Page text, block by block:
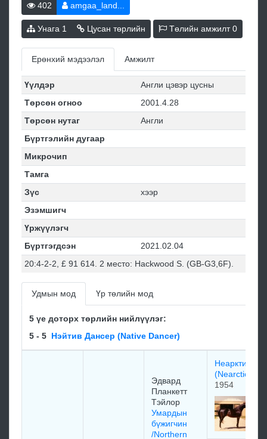
402 amgaa_land...
Унага 1 Цусан төрлийн Төлийн амжилт0
Ерөнхий мэдээлэл Амжилт
Үүлдэр
Англи цэвэр цусны
Төрсөн огноо
2001.4.28
Төрсөн нутаг
Англи
Бүртгэлийн дугаар
Микрочип
Тамга
Зүс
хээр
Эзэмшигч
Үржүүлэгч
Бүртгэгдсэн
2021.02.04
20:4-2-2, £ 91 614. 2 место: Hackwood S. (GB-G3,6F).
Удмын мод Үр төлийн мод
5 үе доторх төрлийн нийлүүлэг:
5 - 5 Нэйтив Дансер (Native Dancer)
Эдваpд
Планкетт
Тэйлop
Умардын
бүжигчин
/Northern
Неарктик
(Nearctic)
1954